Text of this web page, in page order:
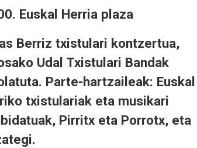
Euskal Herria plaza
Berriz txistulari kontzertua,
Udal Txistulari Bandak
Parte-hartzaileak: Euskal
txistulariak eta musikari
Pirritx eta Porrotx, eta